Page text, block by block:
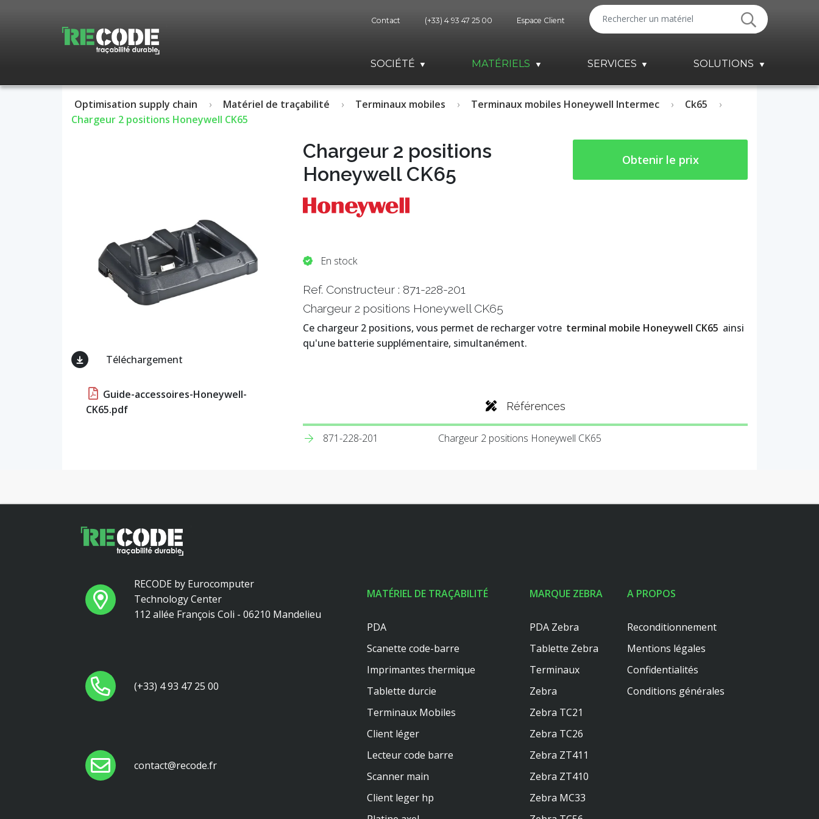
Contact (+33) 4 93 47 25 00 Espace Client
SOCIÉTÉ MATÉRIELS SERVICES SOLUTIONS
Optimisation supply chain Matériel de traçabilité Terminaux mobiles Terminaux mobiles Honeywell Intermec
Ck65
Chargeur 2 positions Honeywell CK65
Téléchargement
Guide-accessoires-Honeywell-
CK65.pdf
Chargeur 2 positions
Honeywell CK65
Obtenir le prix
En stock
Ref. Constructeur : 871-228-201
Chargeur 2 positions Honeywell CK65
Ce chargeur 2 positions, vous permet de recharger votre terminal mobile Honeywell CK65 ainsi
qu'une batterie supplémentaire, simultanément.
Références
871-228-201 Chargeur 2 positions Honeywell CK65
RECODE by Eurocomputer
Technology Center
112 allée François Coli - 06210 Mandelieu
(+33) 4 93 47 25 00
contact@recode.fr
MATÉRIEL DE TRAÇABILITÉ
PDA
Scanette code-barre
Imprimantes thermique
Tablette durcie
Terminaux Mobiles
Client léger
Lecteur code barre
Scanner main
Client leger hp
MARQUE ZEBRA
PDA Zebra
Tablette Zebra
Terminaux
Zebra
Zebra TC21
Zebra TC26
Zebra ZT411
Zebra ZT410
Zebra MC33
A PROPOS
Reconditionnement
Mentions légales
Confidentialités
Conditions générales